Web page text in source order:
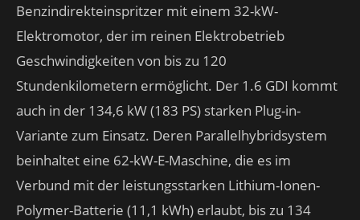
Benzindirekteinspritzer mit einem 32-kW-
Elektromotor, der im reinen Elektrobetrieb
Geschwindigkeiten von bis zu 120
Stundenkilometern ermöglicht. Der 1.6 GDI kommt
auch in der 134,6 kW (183 PS) starken Plug-in-
Variante zum Einsatz. Deren Parallelhybridsystem
beinhaltet eine 62-kW-E-Maschine, die es im
Verbund mit der leistungsstarken Lithium-Ionen-
Polymer-Batterie (11,1 kWh) erlaubt, bis zu 134